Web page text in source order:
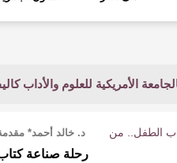
الأمريكية للعلوم والأداب
د. خالد أحمد*
رحلة صناعة